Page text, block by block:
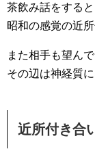
茶飲み話をする
昭和の感覚の近
また相手も望ん
その辺は神経質
近所付き合